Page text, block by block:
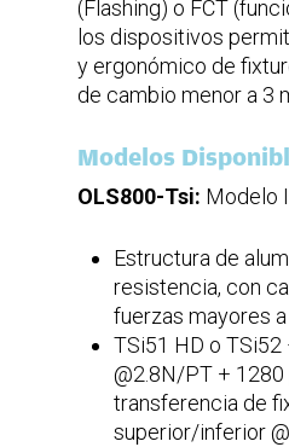
Integración fácil
laterales, escáneres,
etc.
Interfaces
bloque de interfaz
(Flashing) o FCT
los dispositivos
y ergonómico de
de cambio menor a 3
Modelos
OLS800-Tsi: Modelo
Estructura de
resistencia, con
fuerzas mayores
TSi51 HD o
@2.8N/PT +
transferencia de
superior/inferior